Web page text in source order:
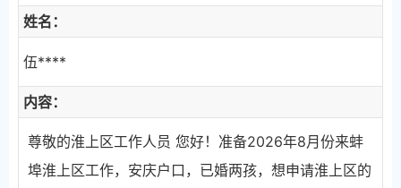
姓名：
伍****
内容：
尊敬的淮上区工作人员 您好！准备2026年8月份来蚌
埠淮上区工作，安庆户口，已婚两孩，想申请淮上区的